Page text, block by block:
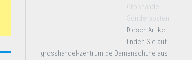
Großhandel
Sonderposten
Diesen Artikel
finden Sie auf
grosshandel-zentrum.de Damenschuhe aus